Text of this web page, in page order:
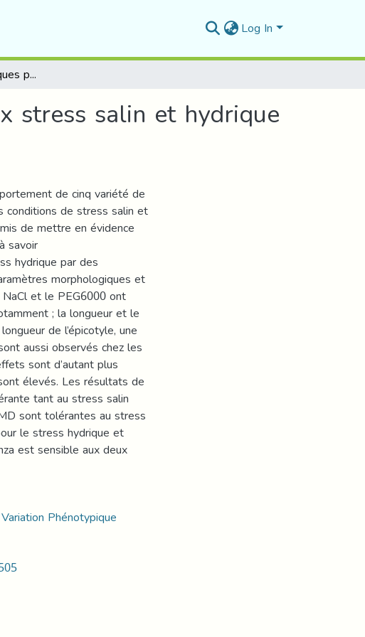
Log In
Variations phénotypiques pour la tolérance aux stress salin et hydrique chez le blé tendre (Triticum aestivum L.)
stress salin et hydrique
de cinq variété de
conditions de stress salin et
de mettre en évidence
savoir
hydrique par des
morphologiques et
et le PEG6000 ont
; la longueur et le
de l’épicotyle, une
aussi observés chez les
sont d’autant plus
élevés. Les résultats de
tant au stress salin
sont tolérantes au stress
le stress hydrique et
est sensible aux deux
Phénotypique